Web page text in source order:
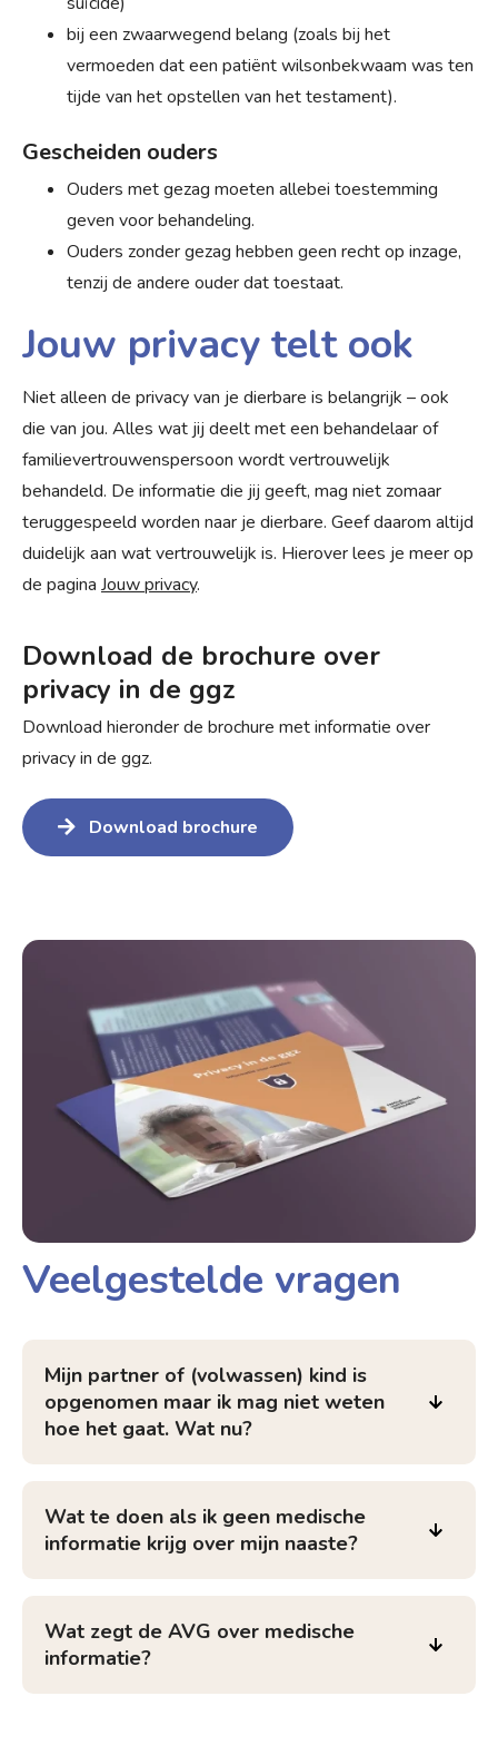
bij een zwaarwegend belang (zoals bij het
vermoeden dat een patiënt wilsonbekwaam was ten
tijde van het opstellen van het testament).
Gescheiden ouders
Ouders met gezag moeten allebei toestemming
geven voor behandeling.
Ouders zonder gezag hebben geen recht op inzage,
tenzij de andere ouder dat toestaat.
Jouw privacy telt ook
Niet alleen de privacy van je dierbare is belangrijk – ook
die van jou. Alles wat jij deelt met een behandelaar of
familievertrouwenspersoon wordt vertrouwelijk
behandeld. De informatie die jij geeft, mag niet zomaar
teruggespeeld worden naar je dierbare. Geef daarom altijd
duidelijk aan wat vertrouwelijk is. Hierover lees je meer op
de pagina Jouw privacy.
Download de brochure over
privacy in de ggz
Download hieronder de brochure met informatie over
privacy in de ggz.
Download brochure
Veelgestelde vragen
Mijn partner of (volwassen) kind is
opgenomen maar ik mag niet weten
hoe het gaat. Wat nu?
Wat te doen als ik geen medische
informatie krijg over mijn naaste?
Wat zegt de AVG over medische
informatie?